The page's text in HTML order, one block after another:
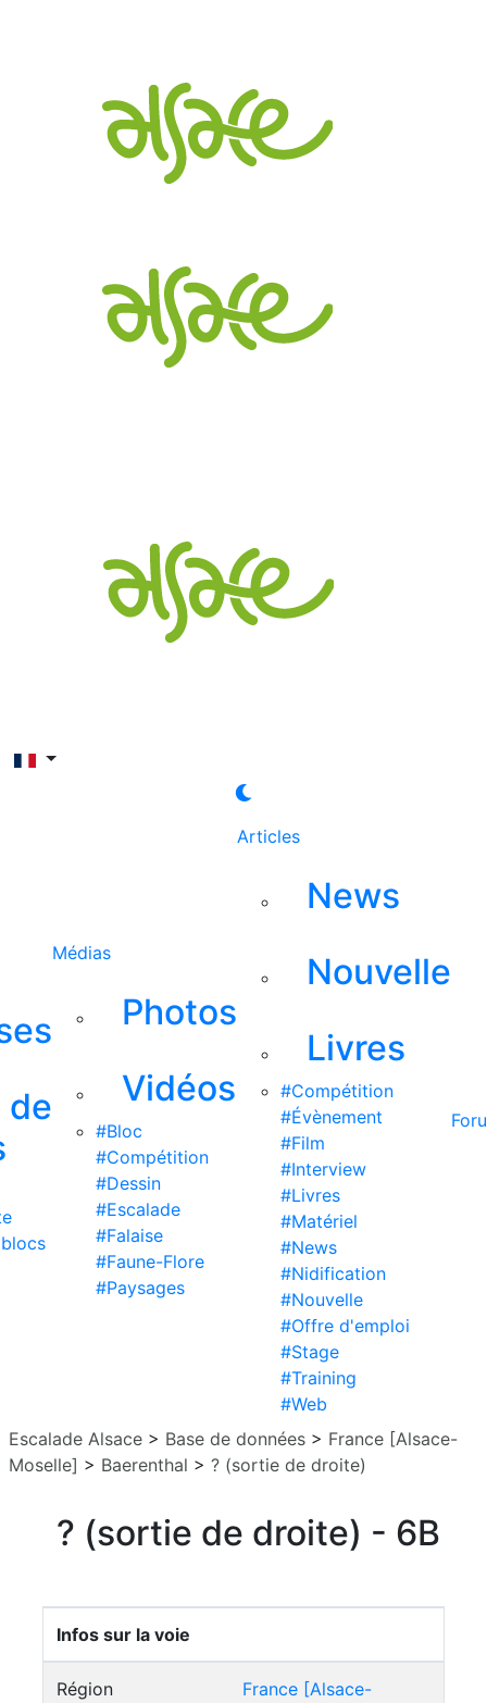
de
Médias
Photos
Vidéos
#Bloc
#Compétition
#Dessin
#Escalade
#Falaise
#Faune-Flore
#Paysages
Articles
News
Nouvelle
Livres
#Compétition
#Évènement
#Film
#Interview
#Livres
#Matériel
#News
#Nidification
#Nouvelle
#Offre d'emploi
#Stage
#Training
#Web
Escalade Alsace > Base de données > France [Alsace-
Moselle] > Baerenthal > ? (sortie de droite)
? (sortie de droite) - 6B
Infos sur la voie
Région
France [Alsace-